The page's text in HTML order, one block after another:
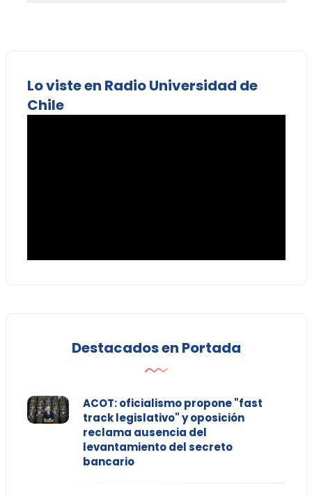
Lo viste en Radio Universidad de
Chile
Destacados en Portada
ACOT: oficialismo propone "fast
track legislativo" y oposición
reclama ausencia del
levantamiento del secreto
bancario